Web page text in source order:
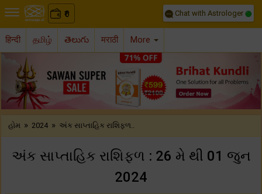
₹
0 Chat with Astrologer
हिन्दी தமிழ் తెలుగు मराठी More
Previous
હોમ » 2024 » અંક સાપ્તાહિક રાશિફળ..
અંક સાપ્તાહિક રાશિફળ : 26 મે થી 01 જુન
2024